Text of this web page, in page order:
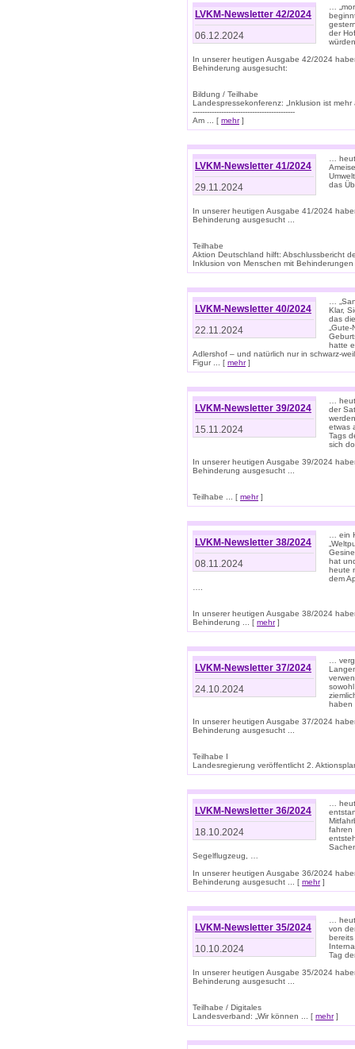
LVKM-Newsletter 42/2024
06.12.2024
…
der
In unserer heutigen Ausgabe 42/2024
Behinderung ausgesucht:
Bildung / Teilhabe
Landespressekonferenz: „Inklusion ist mehr
-------------------------------------------
Am ... [ mehr]
LVKM-Newsletter 41/2024
29.11.2024
…
das
In unserer heutigen Ausgabe 41/2024
Behinderung ausgesucht ...
Teilhabe
Aktion Deutschland hilft: Abschlussbericht
Inklusion von Menschen mit
LVKM-Newsletter 40/2024
22.11.2024
…
Klar,
das
hatte
Adlershof – und natürlich nur in schwarz-
Figur ... [ mehr]
LVKM-Newsletter 39/2024
15.11.2024
…
der
etwas
Tags
sich
In unserer heutigen Ausgabe 39/2024
Behinderung ausgesucht ...
Teilhabe ... [ mehr]
LVKM-Newsletter 38/2024
08.11.2024
… ein
hat
heute
dem
In unserer heutigen Ausgabe 38/2024
Behinderung ... [ mehr]
LVKM-Newsletter 37/2024
24.10.2024
…
In unserer heutigen Ausgabe 37/2024
Behinderung ausgesucht ...
Teilhabe I
Landesregierung veröffentlicht 2.
LVKM-Newsletter 36/2024
18.10.2024
…
fahren
Segelflugzeug, …
In unserer heutigen Ausgabe 36/2024
Behinderung ausgesucht ... [ mehr]
LVKM-Newsletter 35/2024
10.10.2024
…
von
bereits
Tag
In unserer heutigen Ausgabe 35/2024
Behinderung ausgesucht ...
Teilhabe / Digitales
Landesverband: „Wir können ... [ mehr]